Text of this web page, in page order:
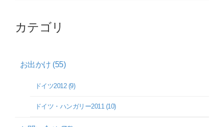
カテゴリ
お出かけ (55)
ドイツ2012 (9)
ドイツ・ハンガリー2011 (10)